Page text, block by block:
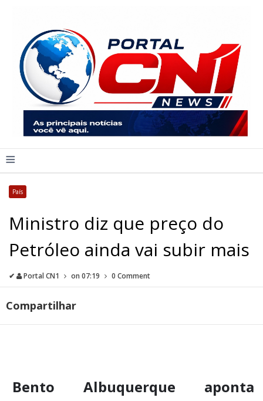
≡
País
Ministro diz que preço do
Petróleo ainda vai subir mais
✔ Portal CN1 on 07:19 0 Comment
Compartilhar
Bento Albuquerque aponta